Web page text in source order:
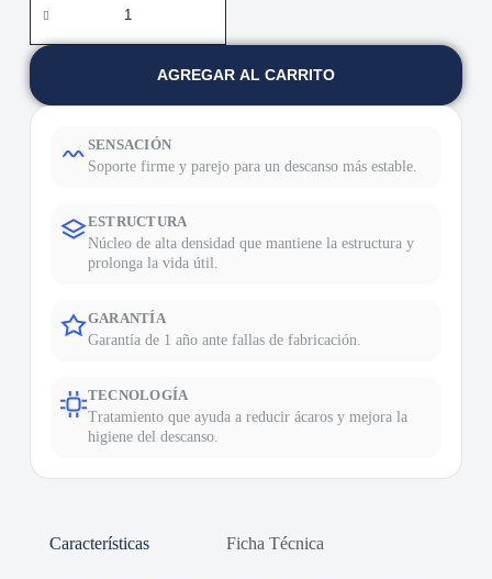
AGREGAR AL CARRITO
SENSACIÓN
Soporte firme y parejo para un descanso más estable.
ESTRUCTURA
Núcleo de alta densidad que mantiene la estructura y
prolonga la vida útil.
GARANTÍA
Garantía de 1 año ante fallas de fabricación.
TECNOLOGÍA
Tratamiento que ayuda a reducir ácaros y mejora la
higiene del descanso.
Características Ficha Técnica